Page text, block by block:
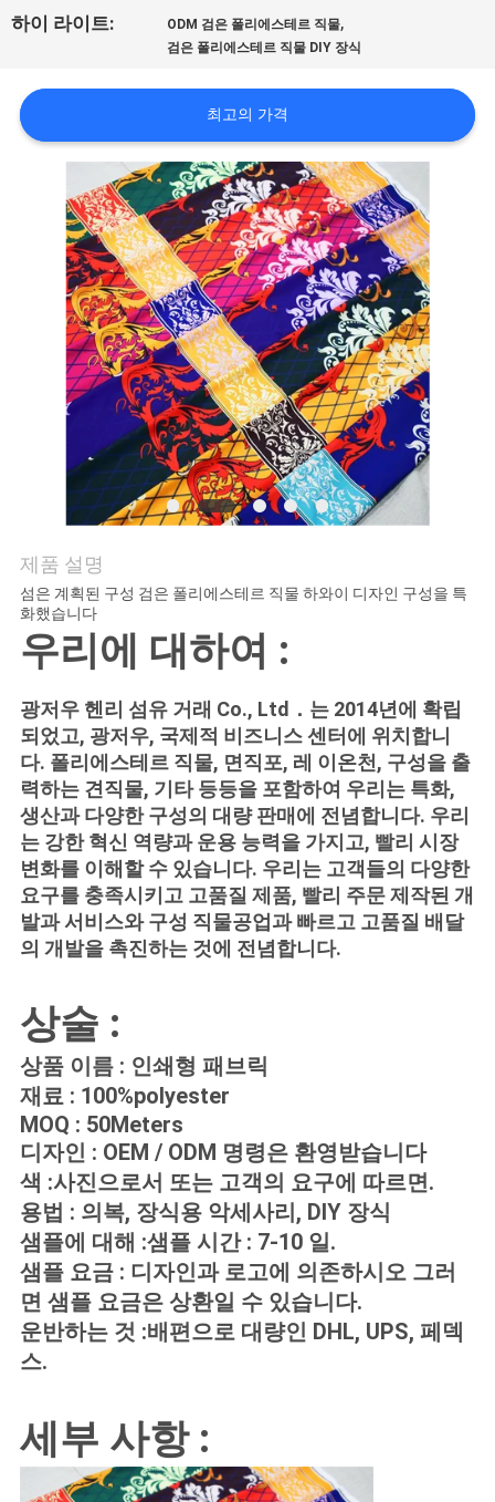
행
품
뉴
스
인
용
문
을
요
구
하
세
요
사
이
트
맵
PRIVACY
POLICY
하이 라이트: ODM 검은 폴리에스테르 직물,
검은 폴리에스테르 직물 DIY 장식
최고의 가격
제품 설명
섬은 계획된 구성 검은 폴리에스테르 직물 하와이 디자인 구성을 특
화했습니다
우리에 대하여 :
광저우 헨리 섬유 거래 Co., Ltd．는 2014년에 확립
되었고, 광저우, 국제적 비즈니스 센터에 위치합니
다. 폴리에스테르 직물, 면직포, 레 이온천, 구성을 출
력하는 견직물, 기타 등등을 포함하여 우리는 특화,
생산과 다양한 구성의 대량 판매에 전념합니다. 우리
는 강한 혁신 역량과 운용 능력을 가지고, 빨리 시장
변화를 이해할 수 있습니다. 우리는 고객들의 다양한
요구를 충족시키고 고품질 제품, 빨리 주문 제작된 개
발과 서비스와 구성 직물공업과 빠르고 고품질 배달
의 개발을 촉진하는 것에 전념합니다.
상술 :
상품 이름 : 인쇄형 패브릭
재료 : 100%polyester
MOQ : 50Meters
디자인 : OEM / ODM 명령은 환영받습니다
색 :사진으로서 또는 고객의 요구에 따르면.
용법 : 의복, 장식용 악세사리, DIY 장식
샘플에 대해 :샘플 시간 : 7-10 일.
샘플 요금 : 디자인과 로고에 의존하시오 그러
면 샘플 요금은 상환일 수 있습니다.
운반하는 것 :배편으로 대량인 DHL, UPS, 페덱
스.
세부 사항 :